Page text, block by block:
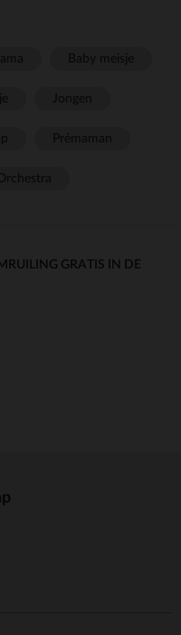
GRATIS IN DE